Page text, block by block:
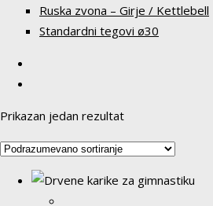
Ruska zvona – Girje / Kettlebell
Standardni tegovi ø30
Prikazan jedan rezultat